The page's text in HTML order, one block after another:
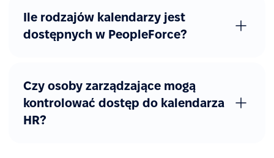
Ile rodzajów kalendarzy jest
dostępnych w PeopleForce?
Czy osoby zarządzające mogą
kontrolować dostęp do kalendarza
HR?